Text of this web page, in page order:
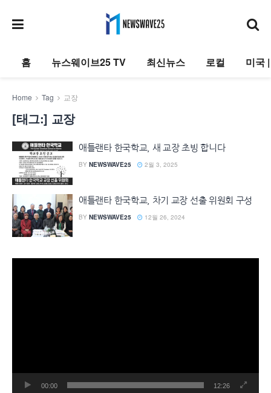
홈 뉴스웨이브25 TV 최신뉴스 로컬 미국
Home Tag 교장
[태그:] 교장
애틀랜타 한국학교, 새 교장 초빙 합니다
BY NEWSWAVE25 2월 3, 2025
애틀랜타 한국학교, 차기 교장 선출 위원회 구성
BY NEWSWAVE25 12월 26, 2024
00:00 12:26